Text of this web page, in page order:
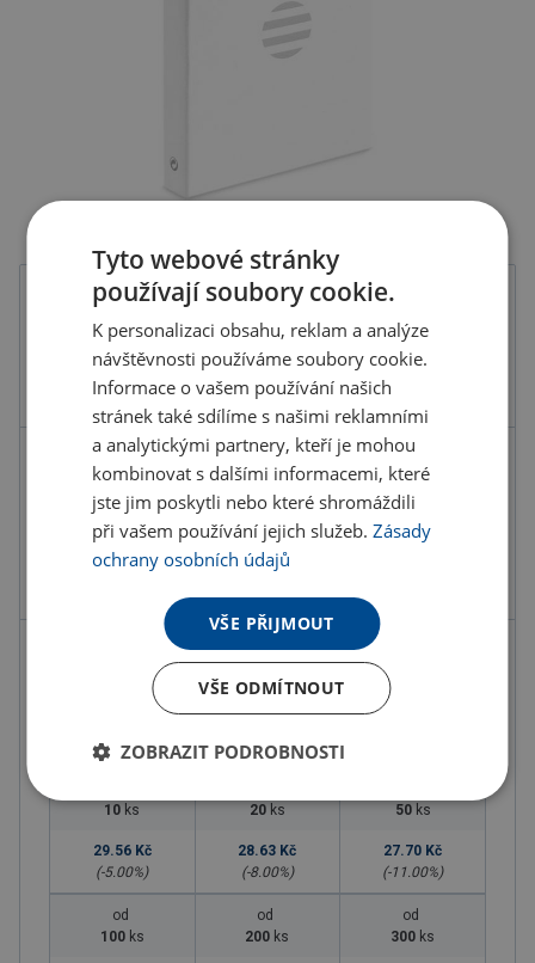
Barva
Kód produktu F3700700PD2
šedá stříbrná
Materiál
ks
Množstevní slevy
10 ks
29.56 Kč
(-5.00%)
20 ks
28.63 Kč
(-8.00%)
50 ks
27.70 Kč
(-11.00%)
od
100 ks
od
200 ks
od
300 ks
Tyto webové stránky
používají soubory cookie.
K personalizaci obsahu, reklam a analýze
návštěvnosti používáme soubory cookie.
Informace o vašem používání našich
stránek také sdílíme s našimi reklamními
a analytickými partnery, kteří je mohou
kombinovat s dalšími informacemi, které
jste jim poskytli nebo které shromáždili
při vašem používání jejich služeb.Zásady
ochrany osobních údajů
VŠE PŘIJMOUT
VŠE ODMÍTNOUT
ZOBRAZIT PODROBNOSTI